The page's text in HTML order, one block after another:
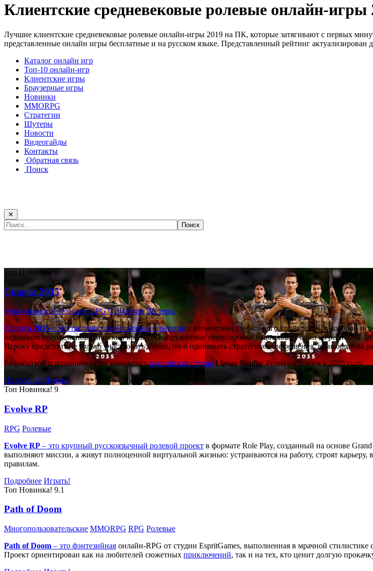
Клиентские средневековые ролевые онлайн-игры
Лучшие клиентские средневековые ролевые онлайн-игры 2019 на ПК, которые затягивают с первых
представленные онлайн игры бесплатные и на русском языке. Представленный рейтинг актуализирован
Каталог онлайн игр
Топ-10 онлайн-игр
Клиентские игры
Браузерные игры
Новинки
MMORPG
Стратегии
Шутеры
Новости
Видеогайды
Контакты
Обратная связь
Поиск
✕
Топ Новинка! 9
Спарта 2035
Многопользовательские RPG Стратегии Шутеры
Спарта 2035– это тактическаяпошаговая стратегияс элементами глобального управления, в которой
недалёком будущем: политический кризис и вооружённые группировки охватывают один из регионов
Игроку предстоит не только участвовать в боях, но и принимать стратегические решения, влияющие на
Разработкой и изданием игры занималасьроссийская студия Lipsar Studio. Релиз состоялся в 2025 году.
Подробнее Играть!
Топ Новинка! 9
Evolve RP
RPG Ролевые
Evolve RP – это крупный русскоязычный ролевой проект в формате Role Play, созданный на основе
выполняют миссии, а живут полноценной виртуальной жизнью: устраиваются на работу, строят
правилам.
Подробнее Играть!
Топ Новинка! 9.1
Path of Doom
Многопользовательские MMORPG RPG Ролевые
Path of Doom – это фэнтезийная онлайн-RPG от студии EspritGames, выполненная в мрачной
Проект ориентирован как на любителей сюжетных приключений, так и на тех, кто ценит долгую